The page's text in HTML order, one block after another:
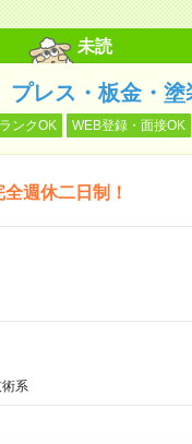
未読
プレス・板金・
ンクOK WEB登録・面接OK
週休二日制！
系